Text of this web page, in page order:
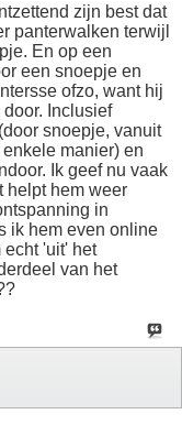
zijn best dat
panterwalken terwijl
En op een
een snoepje en
ofzo, want hij
Inclusief
snoepje, vanuit
manier) en
Ik geef nu vaak
helpt hem weer
in
ik hem even online
'uit' het
van het